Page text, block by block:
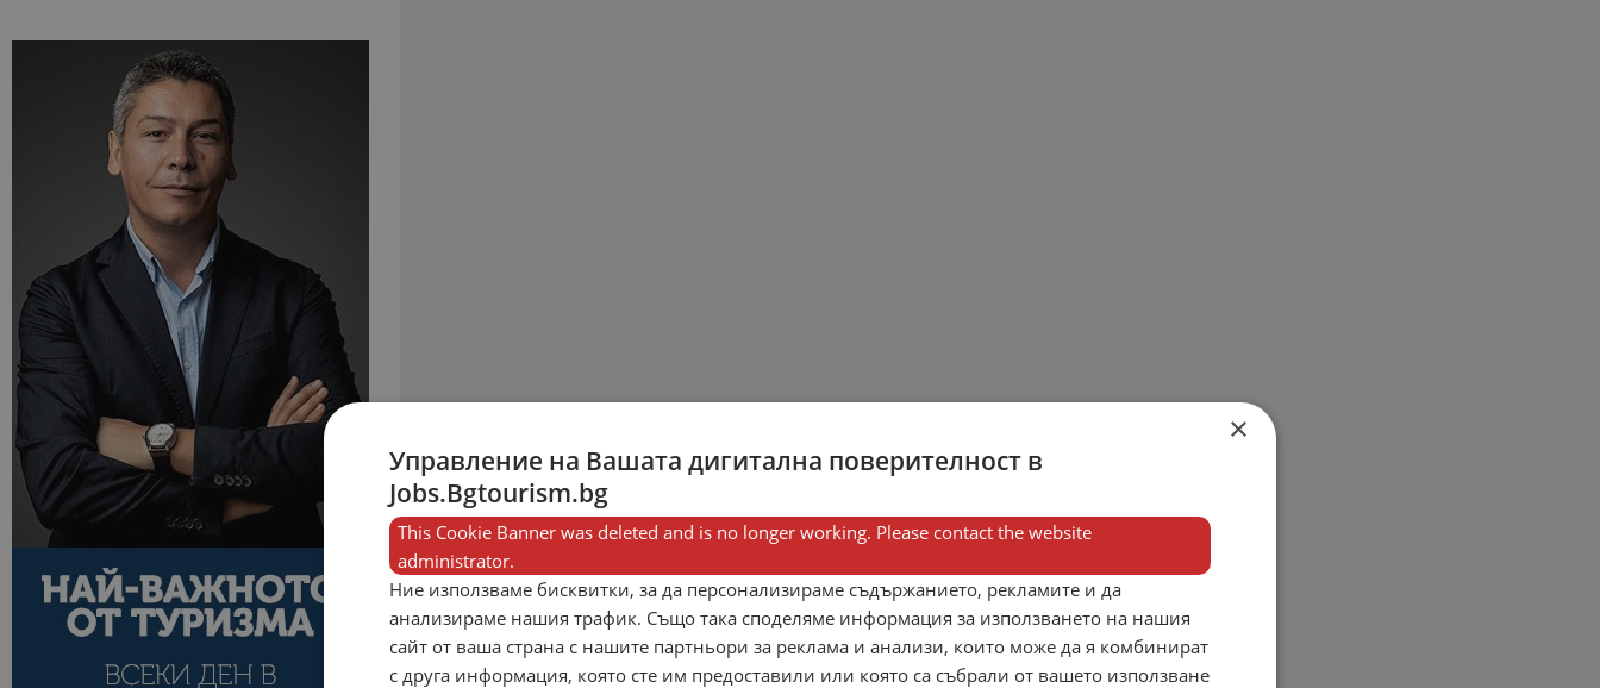
×
Управление на Вашата дигитална поверителност в
Jobs.Bgtourism.bg
This Cookie Banner was deleted and is no longer working. Please contact the website
administrator.
Ние използваме бисквитки, за да персонализираме съдържанието, рекламите и да
анализираме нашия трафик. Също така споделяме информация за използването на нашия
сайт от ваша страна с нашите партньори за реклама и анализи, които може да я комбинират
с друга информация, която сте им предоставили или която са събрали от вашето използване